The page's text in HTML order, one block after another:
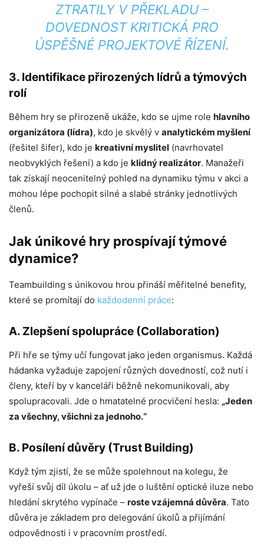
ZTRATILY V PŘEKLADU –
DOVEDNOST KRITICKÁ PRO
ÚSPĚŠNÉ PROJEKTOVÉ ŘÍZENÍ.
3. Identifikace přirozených lídrů a týmových
rolí
Během hry se přirozeně ukáže, kdo se ujme role hlavního
organizátora (lídra), kdo je skvělý v analytickém myšlení
(řešitel šifer), kdo je kreativní myslitel (navrhovatel
neobvyklých řešení) a kdo je klidný realizátor. Manažeři
tak získají neocenitelný pohled na dynamiku týmu v akci a
mohou lépe pochopit silné a slabé stránky jednotlivých
členů.
Jak únikové hry prospívají týmové
dynamice?
Teambuilding s únikovou hrou přináší měřitelné benefity,
které se promítají do každodenní práce:
A. Zlepšení spolupráce (Collaboration)
Při hře se týmy učí fungovat jako jeden organismus. Každá
hádanka vyžaduje zapojení různých dovedností, což nutí i
členy, kteří by v kanceláři běžně nekomunikovali, aby
spolupracovali. Jde o hmatatelné procvičení hesla: „Jeden
za všechny, všichni za jednoho.“
B. Posílení důvěry (Trust Building)
Když tým zjistí, že se může spolehnout na kolegu, že
vyřeší svůj díl úkolu – ať už jde o luštění optické iluze nebo
hledání skrytého vypínače – roste vzájemná důvěra. Tato
důvěra je základem pro delegování úkolů a přijímání
odpovědnosti i v pracovním prostředí.